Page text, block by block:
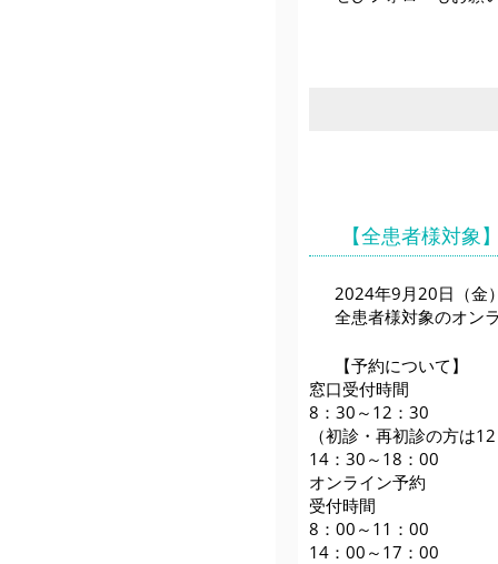
【全患者様対象
2024年9月20日（金
全患者様対象のオン
【予約について】
窓口受付時間
8：30～12：30
（初診・再初診の方は
14：30～18：00
オンライン予約
受付時間
8：00～11：00
14：00～17：00